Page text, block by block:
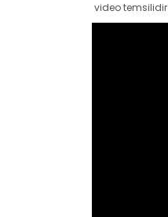
video temsilidir